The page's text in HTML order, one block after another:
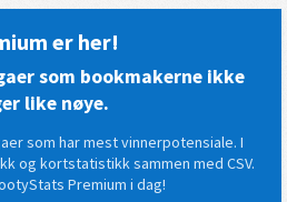
er her!
som bookmakerne ikke
like nøye.
som har mest vinnerpotensiale. I
og kortstatistikk sammen med CSV.
Premium i dag!